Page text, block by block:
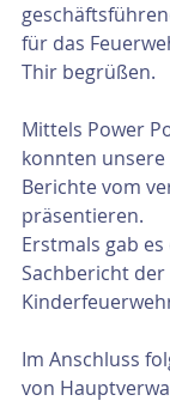
für das
Thir begrüßen.
Mittels Power
konnten
Berichte vom
präsentieren.
Erstmals gab
Sachbericht
Im Anschluss
von